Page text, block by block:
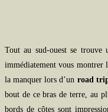
Tout au sud-ouest se trouve
immédiatement vous montrer
la manquer lors d’un road
bout de ce bras de terre, au
bords de côtes sont